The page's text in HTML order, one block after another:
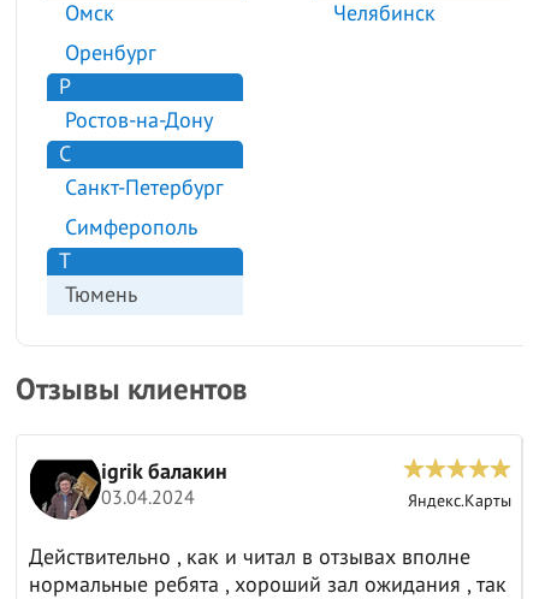
Омск
Оренбург
Р
Ростов-на-Дону
С
Санкт-Петербург
Симферополь
Т
Тюмень
Челябинск
Отзывы клиентов
igrik балакин
03.04.2024 Яндекс.Карты
Действительно , как и читал в отзывах вполне
нормальные ребята , хороший зал ожидания , так